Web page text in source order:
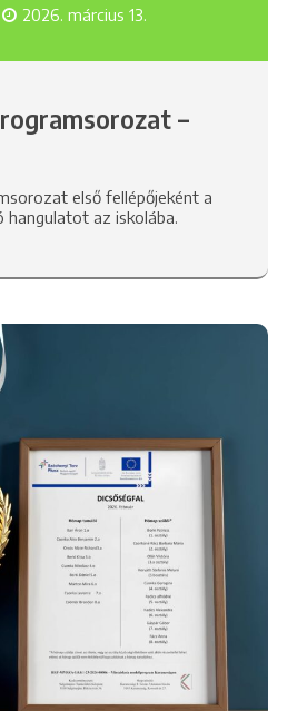
2026. március 13.
–
első fellépőjeként a
az iskolába.